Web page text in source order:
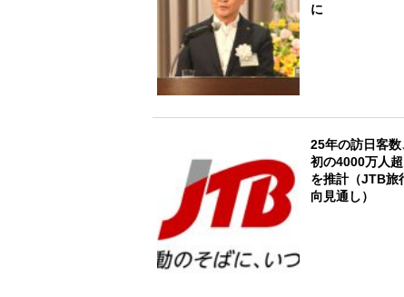
に
25年の訪日客数
初の4000万人超
を推計（JTB旅
向見通し）